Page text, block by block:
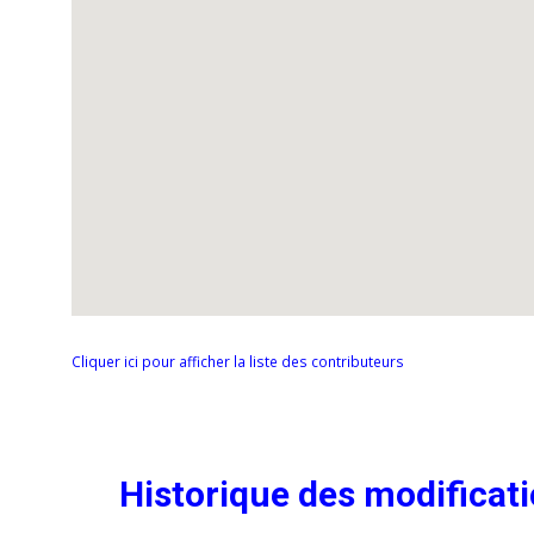
Cliquer ici pour afficher la liste des contributeurs
Historique des